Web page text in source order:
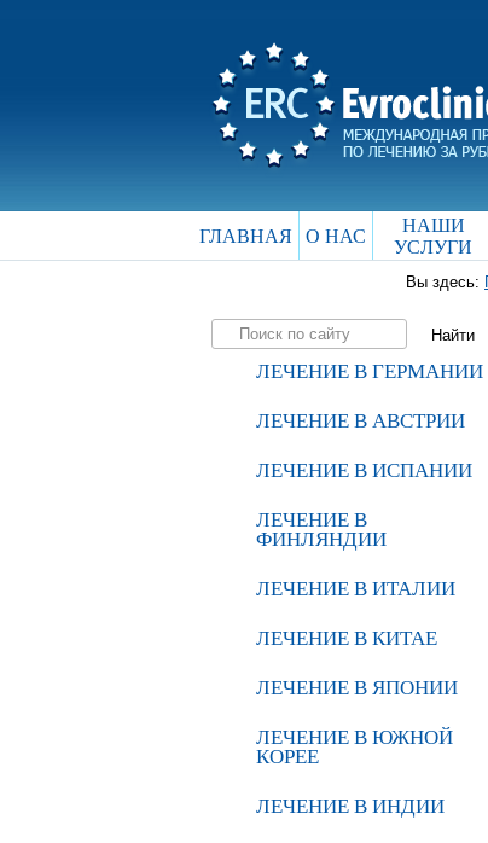
ГЛАВНАЯ О НАС
НАШИ
УСЛУГИ
Вы здесь:
ЛЕЧЕНИЕ В ГЕРМАНИИ
ЛЕЧЕНИЕ В АВСТРИИ
ЛЕЧЕНИЕ В ИСПАНИИ
ЛЕЧЕНИЕ В
ФИНЛЯНДИИ
ЛЕЧЕНИЕ В ИТАЛИИ
ЛЕЧЕНИЕ В КИТАЕ
ЛЕЧЕНИЕ В ЯПОНИИ
ЛЕЧЕНИЕ В ЮЖНОЙ
КОРЕЕ
ЛЕЧЕНИЕ В ИНДИИ